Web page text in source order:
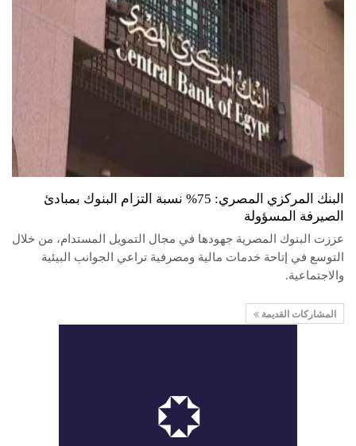
البنك المركزي المصري: 75% نسبة التزام البنوك بمبادئ
الصيرفة المسؤولة
عززت البنوك المصرية جهودها في مجال التمويل المستدام، من خلال
التوسع في إتاحة خدمات مالية ومصرفية تراعي الجوانب البيئية
والاجتماعية.
المشاركات القديمة